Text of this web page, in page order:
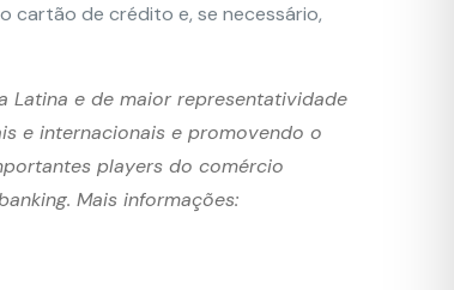
cartão de crédito e, se necessário,
Latina e de maior representatividade
e internacionais e promovendo o
players do comércio
Mais informações: